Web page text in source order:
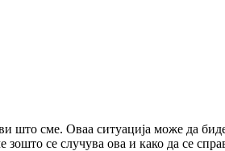
што сме. Оваа ситуација може да
зошто се случува ова и како да се